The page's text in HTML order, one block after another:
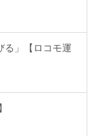
る」【ロコモ運